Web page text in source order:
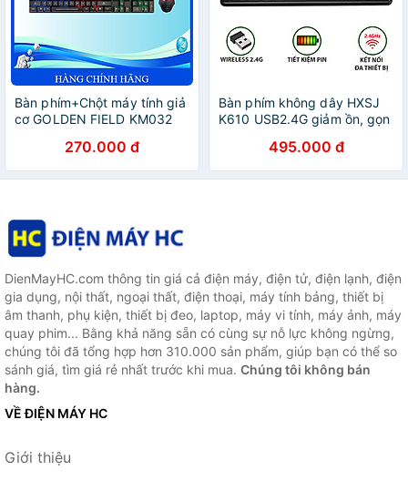
Bàn phím+Chột máy tính giả
cơ GOLDEN FIELD KM032
Chính Hãng270.000 đ
Bàn phím không dây HXSJ
K610 USB2.4G giảm ồn, gọn
PC/ Laptop/ Điện thoại-
Hàng chính hãng
495.000 đ
DienMayHC.com thông tin giá cả điện máy, điện tử, điện lạnh, điện
gia dụng, nội thất, ngoại thất, điện thoại, máy tính bảng, thiết bị
âm thanh, phụ kiện, thiết bị đeo, laptop, máy vi tính, máy ảnh, máy
quay phim... Bằng khả năng sẵn có cùng sự nỗ lực không ngừng,
chúng tôi đã tổng hợp hơn 310.000 sản phẩm, giúp bạn có thể so
sánh giá, tìm giá rẻ nhất trước khi mua. Chúng tôi không bán
hàng.
VỀ ĐIỆN MÁY HC
Giới thiệu